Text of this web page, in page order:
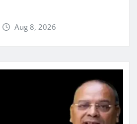
Aug 8, 2026